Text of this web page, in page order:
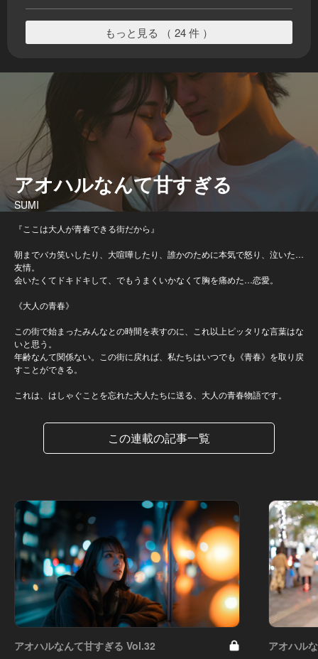
もっと見る （ 24 件 ）
アオハルなんて甘すぎる
SUMI
『ここは大人が青春できる街だから』
朝までバカ笑いしたり、大喧嘩したり、誰かのために本気で怒り、泣いた…
友情。
会いたくてドキドキして、でもうまくいかなくて胸を痛めた…恋愛。
《大人の青春》
この街で始まったみんなとの時間を表すのに、これ以上ピッタリな言葉はな
いと思う。
年齢なんて関係ない。この街に戻れば、私たちはいつでも《青春》を取り戻
すことができる。
これは、はしゃぐことを忘れた大人たちに送る、大人の青春物語です。
この連載の記事一覧
アオハルなんて甘すぎる Vol.32 アオハル